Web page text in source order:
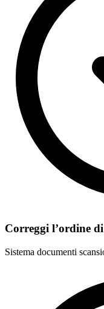
Correggi l’ordine di
Sistema documenti